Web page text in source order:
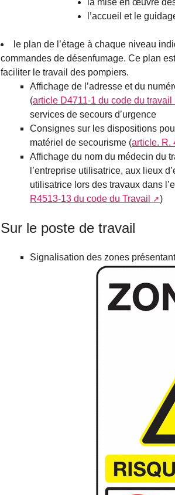
la mise en œuvre
l’accueil et le
le plan de l’étage à chaque niveau
commandes de désenfumage. Ce plan
faciliter le travail des pompiers.
Affichage de l’adresse et du
(article D4711-1 du code du travail
services de secours d’urgence
Consignes sur les dispositions
matériel de secourisme (article. R.
Affichage du nom du médecin du
l’entreprise utilisatrice, aux lieux
utilisatrice lors des travaux dans
R4513-13 du code du Travail
)
Sur le poste de travail
Signalisation des zones